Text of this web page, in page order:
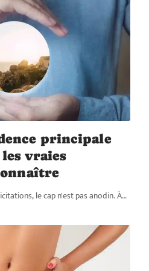
principale
vraies
le cap n'est pas anodin. À…